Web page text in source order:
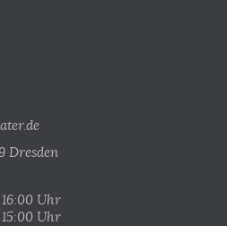
Dresden
Uhr
Uhr